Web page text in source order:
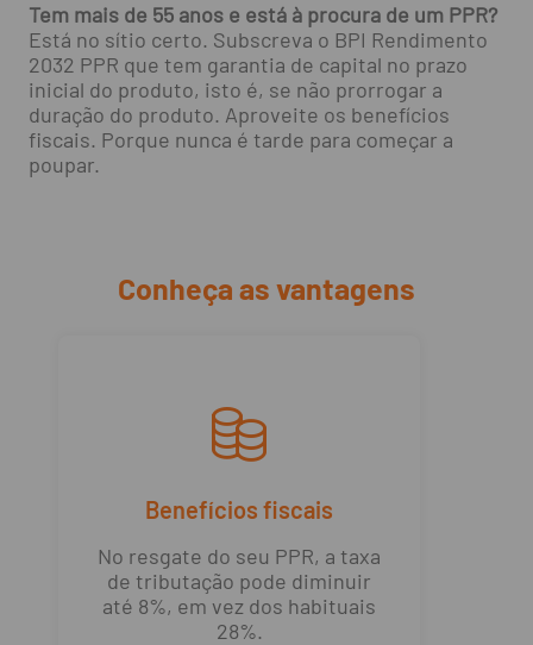
Tem mais de 55 anos e está à procura de um PPR?
Está no sítio certo. Subscreva o BPI Rendimento
2032 PPR que tem garantia de capital no prazo
inicial do produto, isto é, se não prorrogar a
duração do produto. Aproveite os benefícios
fiscais. Porque nunca é tarde para começar a
poupar.
Conheça as vantagens
Benefícios fiscais
No resgate do seu PPR, a taxa
de tributação pode diminuir
até 8%, em vez dos habituais
28%.